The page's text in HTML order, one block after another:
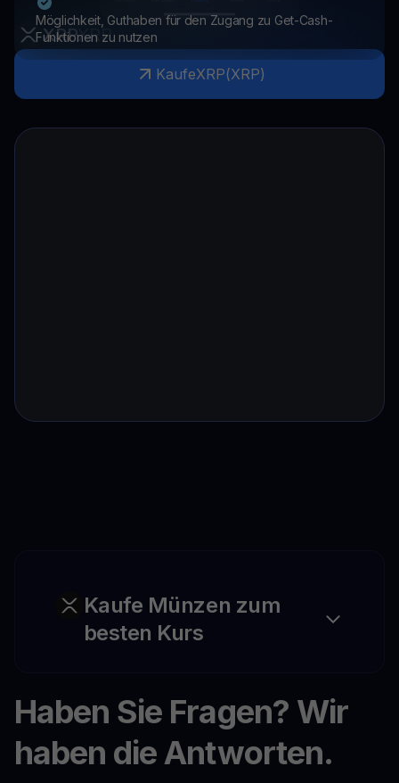
Möglichkeit, Guthaben für den Zugang zu Get-Cash-
Funktionen zu nutzen
XRPXRP
KaufeXRP(XRP)
Kaufe Münzen zum
besten Kurs
Haben Sie Fragen? Wir
haben die Antworten.